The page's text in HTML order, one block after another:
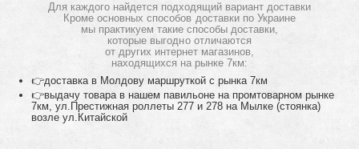
Для каждого найдется подходящий вариант доставки
Кроме основных способов доставки по Украине
мы практикуем такие способы доставки,
которые выгодно отличаются
от других интернет магазинов,
находящихся на рынке 7км:
👉доставка в Молдову маршруткой с рынка 7км
👉выдачу товара в нашем павильоне на промтоварном рынке
7км, ул.Престижная роллеты 277 и 278 на Мылке (стоянка)
возле ул.Китайской